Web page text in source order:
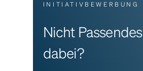
INITIATIVBEWERBUNG
Nicht Passendes
dabei?